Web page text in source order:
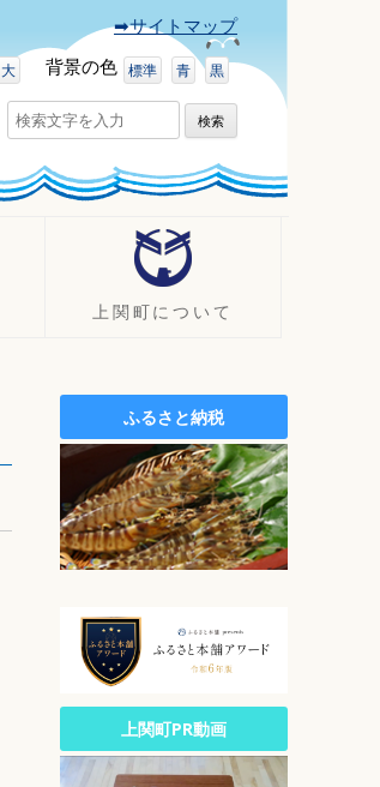
➡サイトマップ
大 背景の色 標準 青 黒
検
索:
上関町について
観光
イベント
ふるさと納税（ふるさと寄附
施設案内
公園・自然
文化
広報
統計
行財政
ふるさと納税
上関町PR動画